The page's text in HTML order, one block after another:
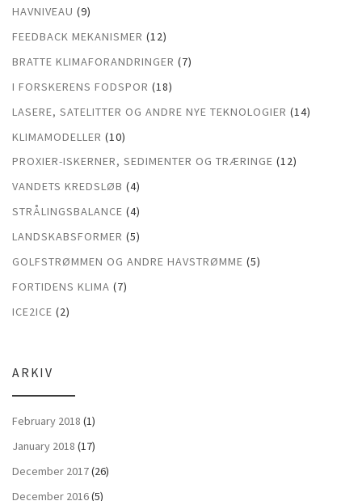
HAVNIVEAU (9)
FEEDBACK MEKANISMER (12)
BRATTE KLIMAFORANDRINGER (7)
I FORSKERENS FODSPOR (18)
LASERE, SATELITTER OG ANDRE NYE TEKNOLOGIER (14)
KLIMAMODELLER (10)
PROXIER-ISKERNER, SEDIMENTER OG TRÆRINGE (12)
VANDETS KREDSLØB (4)
STRÅLINGSBALANCE (4)
LANDSKABSFORMER (5)
GOLFSTRØMMEN OG ANDRE HAVSTRØMME (5)
FORTIDENS KLIMA (7)
ICE2ICE (2)
ARKIV
February 2018 (1)
January 2018 (17)
December 2017(26)
December 2016(5)